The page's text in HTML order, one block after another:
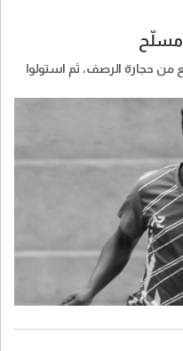
مسلّح
حجارة الرصف، ثم استولوا